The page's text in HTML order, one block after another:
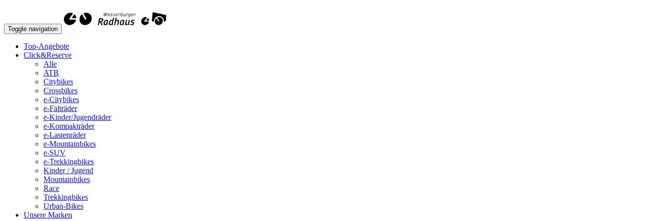
Toggle navigation
Top-Angebote
Click&Reserve
Alle
ATB
Citybikes
Crossbikes
e-Citybikes
e-Falträder
e-Kinder/Jugendräder
e-Kompakträder
e-Lastenräder
e-Mountainbikes
e-SUV
e-Trekkingbikes
Kinder / Jugend
Mountainbikes
Race
Trekkingbikes
Urban-Bikes
Unsere Marken